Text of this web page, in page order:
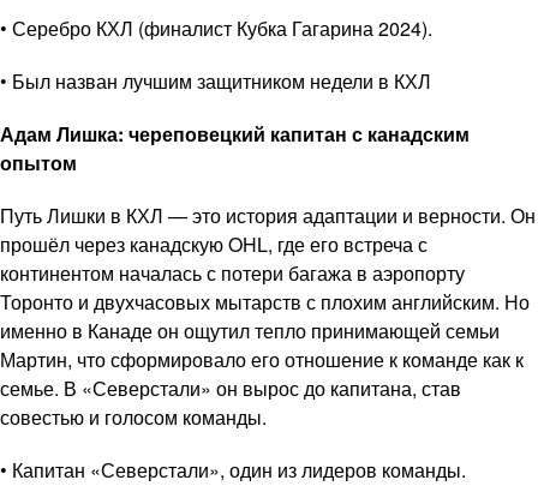
• Серебро КХЛ (финалист Кубка Гагарина 2024).
• Был назван лучшим защитником недели в КХЛ
Адам Лишка: череповецкий капитан с канадским
опытом
Путь Лишки в КХЛ — это история адаптации и верности. Он
прошёл через канадскую OHL, где его встреча с
континентом началась с потери багажа в аэропорту
Торонто и двухчасовых мытарств с плохим английским. Но
именно в Канаде он ощутил тепло принимающей семьи
Мартин, что сформировало его отношение к команде как к
семье. В «Северстали» он вырос до капитана, став
совестью и голосом команды.
• Капитан «Северстали», один из лидеров команды.